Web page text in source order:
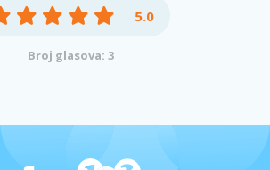
5.0
Broj glasova: 3